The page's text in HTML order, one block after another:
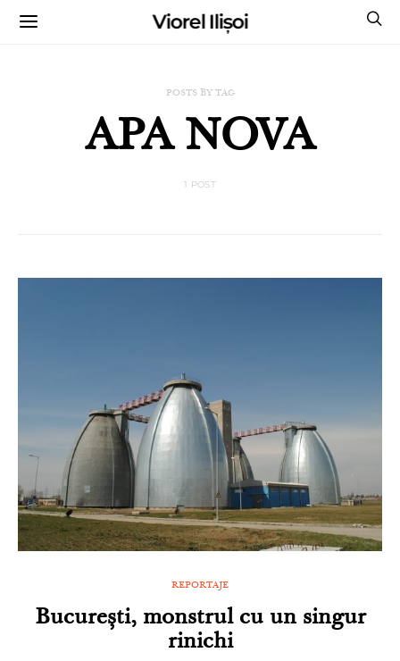
Viorel Ilișoi
POSTS BY TAG
APA NOVA
1 POST
REPORTAJE
București, monstrul cu un singur
rinichi
CUMPĂRĂ CĂRȚILE MELE CU AUTOGRAF